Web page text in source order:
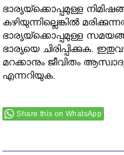
ഭാര്യയ്ക്കൊപ്പമുള്ള
കഴിയുന്നില്ലെങ്കില്‍
ഭാര്യയ്ക്കൊപ്പമുള്ള
ഭാര്യയെ ചിരിപ്പിക്കുക.
മറക്കാനും ജീവിതം
എന്നറിയുക.
Share this on WhatsApp